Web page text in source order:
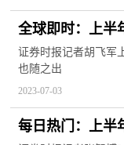
全球即时：上半
公司夺魁
证券时报记者胡飞军
也随之出
2023-07-03
每日热门：上半